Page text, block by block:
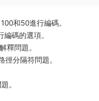
和50進行編碼。
碼的選項。
釋問題。
分隔符問題。
。